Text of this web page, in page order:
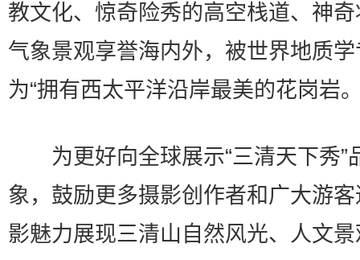
教文化、惊奇险秀的高空栈道、神
气象景观享誉海内外，被世界地质
为“拥有西太平洋沿岸最美的花岗岩
为更好向全球展示“三清天下秀”
象，鼓励更多摄影创作者和广大游
影魅力展现三清山自然风光、人文